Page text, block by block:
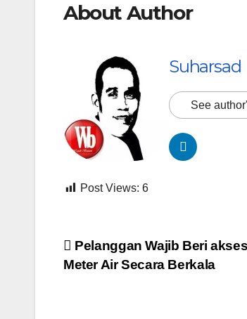
About Author
Suharsad
See
Post Views: 6
Navigasi
Pelanggan Wajib Beri
Meter Air Secara Berkala